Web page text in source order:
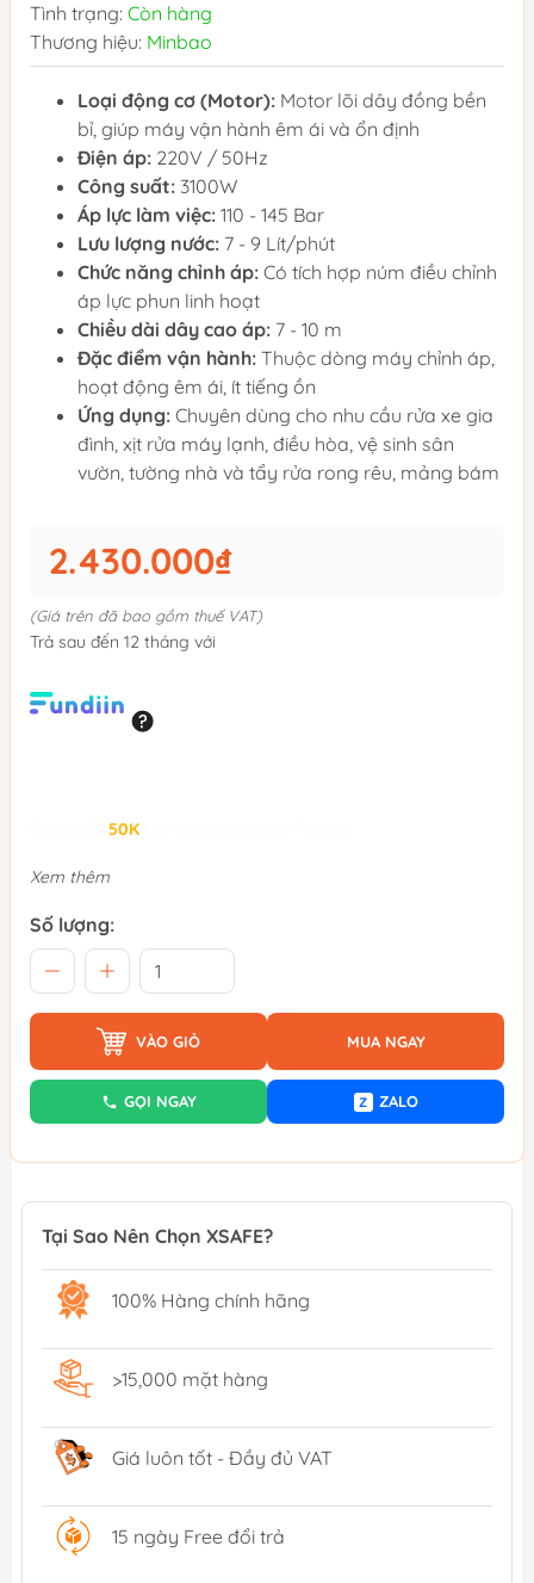
Tình trạng: Còn hàng
Thương hiệu: Minbao
Loại động cơ (Motor): Motor lõi dây đồng bền
bỉ, giúp máy vận hành êm ái và ổn định
Điện áp: 220V / 50Hz
Công suất: 3100W
Áp lực làm việc: 110 - 145 Bar
Lưu lượng nước: 7 - 9 Lít/phút
Chức năng chỉnh áp: Có tích hợp núm điều chỉnh
áp lực phun linh hoạt
Chiều dài dây cao áp: 7 - 10 m
Đặc điểm vận hành: Thuộc dòng máy chỉnh áp,
hoạt động êm ái, ít tiếng ồn
Ứng dụng: Chuyên dùng cho nhu cầu rửa xe gia
đình, xịt rửa máy lạnh, điều hòa, vệ sinh sân
vườn, tường nhà và tẩy rửa rong rêu, mảng bám
2.430.000₫
(Giá trên đã bao gồm thuế VAT)
Trả sau đến 12 tháng với
50K
Xem thêm
Số lượng:
VÀO GIỎ MUA NGAY
GỌI NGAY Z ZALO
Tại Sao Nên Chọn XSAFE?
100% Hàng chính hãng
>15,000 mặt hàng
Giá luôn tốt - Đầy đủ VAT
15 ngày Free đổi trả